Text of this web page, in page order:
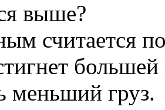
выше?
считается
меньший груз.